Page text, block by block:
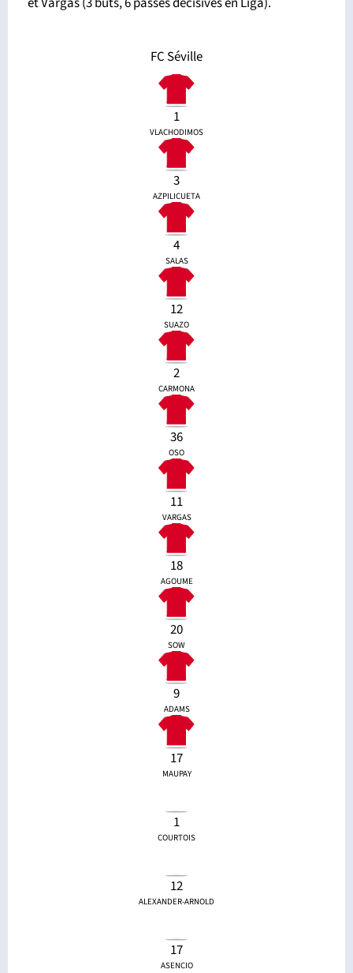
FC Séville
1
VLACHODIMOS
3
AZPILICUETA
4
SALAS
12
SUAZO
2
CARMONA
36
OSO
11
VARGAS
18
AGOUME
20
SOW
9
ADAMS
17
MAUPAY
1
COURTOIS
12
ALEXANDER-ARNOLD
17
ASENCIO